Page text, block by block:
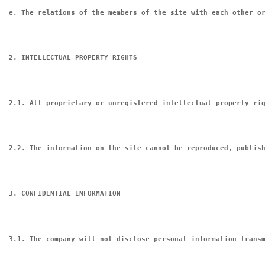
e. The relations of the members of the site with each
2. INTELLECTUAL PROPERTY RIGHTS
2.1. All proprietary or unregistered intellectual property
2.2. The information on the site cannot be reproduced,
3. CONFIDENTIAL INFORMATION
3.1. The company will not disclose personal information